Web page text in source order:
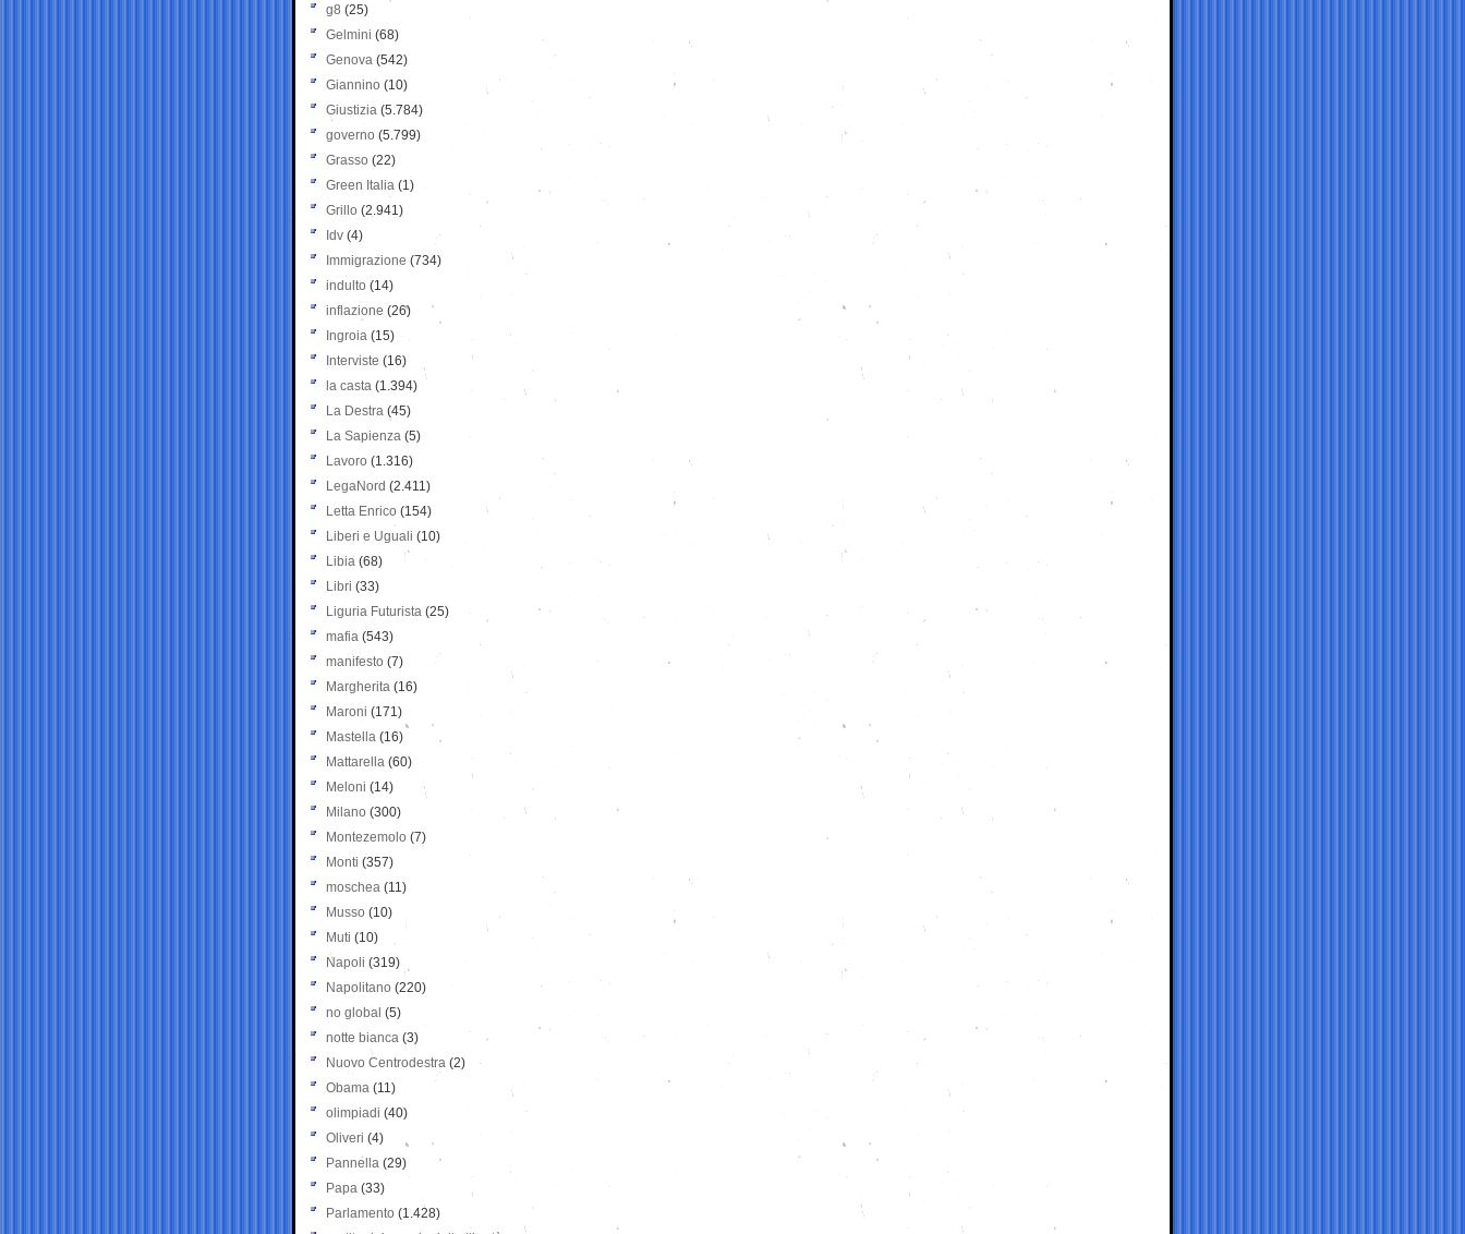
g8 (25)
Gelmini (68)
Genova (542)
Giannino (10)
Giustizia (5.784)
governo (5.799)
Grasso (22)
Green Italia (1)
Grillo (2.941)
Idv (4)
Immigrazione (734)
indulto (14)
inflazione (26)
Ingroia (15)
Interviste (16)
la casta (1.394)
La Destra (45)
La Sapienza (5)
Lavoro (1.316)
LegaNord (2.411)
Letta Enrico (154)
Liberi e Uguali (10)
Libia (68)
Libri (33)
Liguria Futurista (25)
mafia (543)
manifesto (7)
Margherita (16)
Maroni (171)
Mastella (16)
Mattarella (60)
Meloni (14)
Milano (300)
Montezemolo (7)
Monti (357)
moschea (11)
Musso (10)
Muti (10)
Napoli (319)
Napolitano (220)
no global (5)
notte bianca (3)
Nuovo Centrodestra (2)
Obama (11)
olimpiadi (40)
Oliveri (4)
Pannella (29)
Papa (33)
Parlamento (1.428)